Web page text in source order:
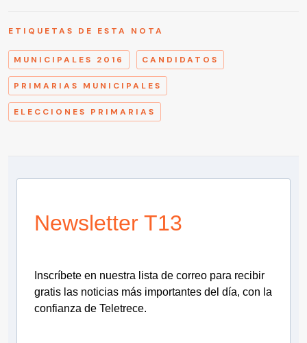
ETIQUETAS DE ESTA NOTA
MUNICIPALES 2016 CANDIDATOS
PRIMARIAS MUNICIPALES
ELECCIONES PRIMARIAS
Newsletter T13
Inscríbete en nuestra lista de correo para recibir
gratis las noticias más importantes del día, con la
confianza de Teletrece.